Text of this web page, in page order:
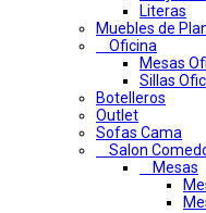
Literas
Muebles de
Oficina
Mesas
Sillas
Botelleros
Outlet
Sofas Cama
Salon
Mesas